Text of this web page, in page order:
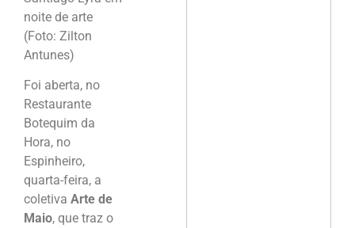
noite de arte
(Foto: Zilton
Antunes)
Foi aberta, no
Restaurante
Botequim da
Hora, no
Espinheiro,
quarta-feira, a
coletiva Arte de
Maio, que traz o